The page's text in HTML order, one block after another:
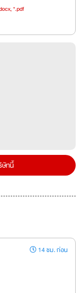
*.pdf
ษัทนี้
14 ชม. ก่อน